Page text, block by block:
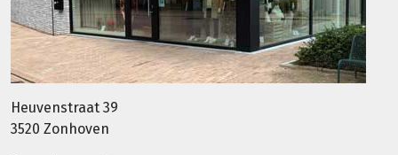
Heuvenstraat 39
3520 Zonhoven